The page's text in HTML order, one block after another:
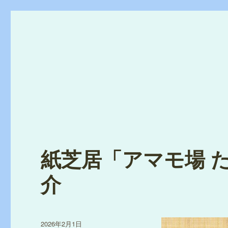
活
動
状
況
紙芝居「アマモ場
介
投
2026年2月1日